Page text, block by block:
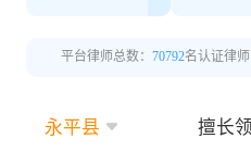
平台律师总数： 70792名认证律
永平县 擅长